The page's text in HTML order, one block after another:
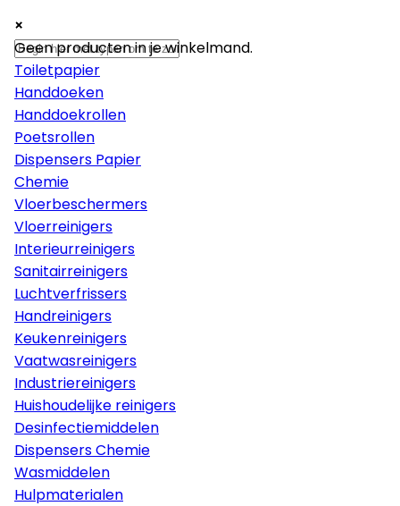
×
Papier
Toiletpapier
Handdoeken
Handdoekrollen
Poetsrollen
Dispensers Papier
Chemie
Vloerbeschermers
Vloerreinigers
Interieurreinigers
Sanitairreinigers
Luchtverfrissers
Handreinigers
Keukenreinigers
Vaatwasreinigers
Industriereinigers
Huishoudelijke reinigers
Desinfectiemiddelen
Dispensers Chemie
Wasmiddelen
Hulpmaterialen
×
×
Geen producten in je winkelmand.